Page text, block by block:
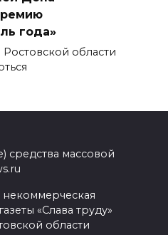
года»
области
средства массовой
«Слава труду»
области